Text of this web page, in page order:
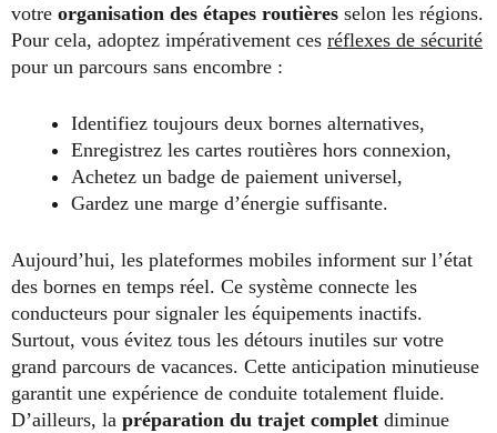
votre organisation des étapes routières selon les régions.
Pour cela, adoptez impérativement ces réflexes de sécurité
pour un parcours sans encombre :
Identifiez toujours deux bornes alternatives,
Enregistrez les cartes routières hors connexion,
Achetez un badge de paiement universel,
Gardez une marge d’énergie suffisante.
Aujourd’hui, les plateformes mobiles informent sur l’état
des bornes en temps réel. Ce système connecte les
conducteurs pour signaler les équipements inactifs.
Surtout, vous évitez tous les détours inutiles sur votre
grand parcours de vacances. Cette anticipation minutieuse
garantit une expérience de conduite totalement fluide.
D’ailleurs, la préparation du trajet complet diminue